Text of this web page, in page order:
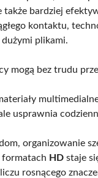
także bardziej
kontaktu,
dużymi plikami.
mogą bez trudu
usprawnia
organizowanie
HD staje
rosnącego